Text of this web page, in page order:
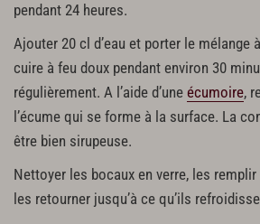
pendant 24 heures.
Ajouter 20 cl d’eau et porter le mélange
cuire à feu doux pendant environ 30
régulièrement. A l’aide d’une écumoire,
l’écume qui se forme à la surface. La
être bien sirupeuse.
Nettoyer les bocaux en verre, les
les retourner jusqu’à ce qu’ils